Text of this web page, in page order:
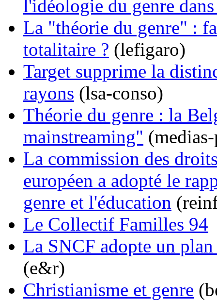
l'idéologie du genre
La "théorie du genre" :
totalitaire ? (lefigaro)
Target supprime la
rayons (lsa-conso)
Théorie du genre : la
mainstreaming"
La commission des
européen a adopté le
genre et l'éducation
Le Collectif Familles 94
La SNCF adopte un
(e&r)
Christianisme et genre